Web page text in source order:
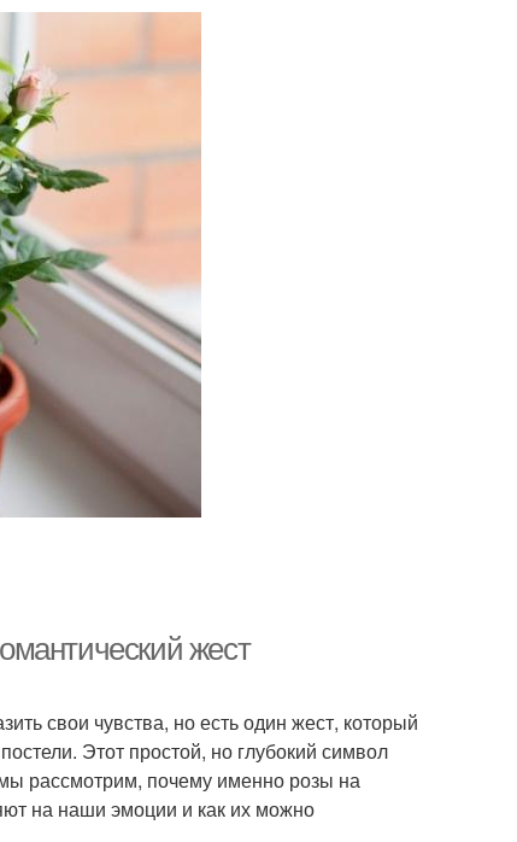
жест
свои чувства, но есть один жест, который
Этот простой, но глубокий символ
рассмотрим, почему именно розы на
на наши эмоции и как их можно